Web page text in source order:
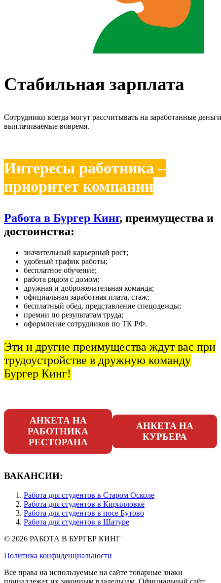
Стабильная зарплата
Сотрудники всегда могут рассчитывать на заработанные
выплачиваемые вовремя.
Интересы работника –
приоритет компании
Работа в Бургер Кинг, преимущества и
достоинства:
значительный карьерный рост;
удобный график работы;
бесплатное обучение;
работа рядом с домом;
дружная и доброжелательная команда;
официальная заработная плата, стаж;
бесплатный обед, представление спецодежды;
премии по результатам труда;
оформление сотрудников по ТК РФ.
Эти и другие преимущества ждут вас при
трудоустройстве в дружную команду
Бургер Кинг!
АНКЕТА НА
РАБОТНИКА
РЕСТОРАНА
АНКЕТА НА
КУРЬЕРА
ВАКАНСИИ:
Работа для студентов в Старом Осколе
Работа для студентов в Кирилловке
Работа для студентов в посе Бутово
Работа для студентов в Шатуре
© 2026 РАБОТА В БУРГЕР КИНГ
Политика конфиденциальности
Все права на используемые на сайте товарные знаки
принадлежат их законным владельцам. Официальный сайт